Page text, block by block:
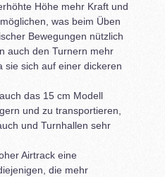
Höhe mehr Kraft und
was beim Üben
Bewegungen nützlich
auch den Turnern mehr
sie sich auf einer dickeren
das 15 cm Modell
und zu transportieren,
und Turnhallen sehr
Airtrack eine
die mehr